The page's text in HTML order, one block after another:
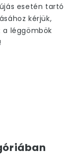
esetén tartó
kérjük,
léggömbök